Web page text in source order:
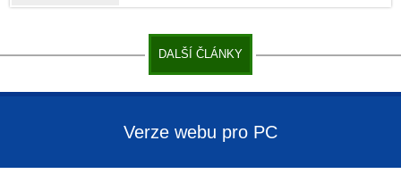
DALŠÍ ČLÁNKY
Verze webu pro PC